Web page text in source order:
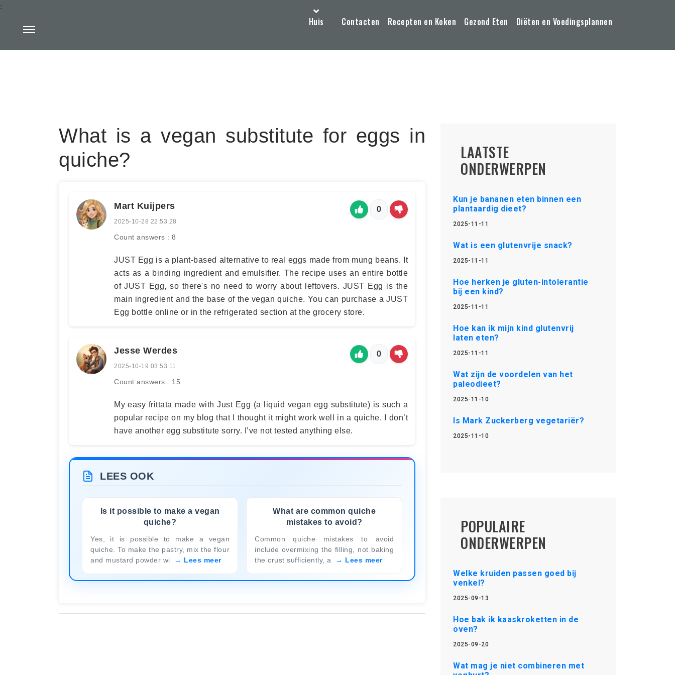
Huis Contacten Recepten en Koken Gezond Eten Diëten en Voedingsplannen
:
What is a vegan substitute for eggs in
quiche?
Mart Kuijpers
2025-10-28 22:53:28
Count answers : 8
0
JUST Egg is a plant-based alternative to real eggs made from mung beans. It
acts as a binding ingredient and emulsifier. The recipe uses an entire bottle
of JUST Egg, so there's no need to worry about leftovers. JUST Egg is the
main ingredient and the base of the vegan quiche. You can purchase a JUST
Egg bottle online or in the refrigerated section at the grocery store.
Jesse Werdes
2025-10-19 03:53:11
Count answers : 15
0
My easy frittata made with Just Egg (a liquid vegan egg substitute) is such a
popular recipe on my blog that I thought it might work well in a quiche. I don’t
have another egg substitute sorry. I’ve not tested anything else.
LEES OOK
Is it possible to make a vegan
quiche?
Yes, it is possible to make a vegan
quiche. To make the pastry, mix the flour
and mustard powder wi
Lees meer
What are common quiche
mistakes to avoid?
Common quiche mistakes to avoid
include overmixing the filling, not baking
the crust sufficiently, a
Lees meer
LAATSTE
ONDERWERPEN
Kun je bananen eten binnen een
plantaardig dieet?
2025-11-11
Wat is een glutenvrije snack?
2025-11-11
Hoe herken je gluten-intolerantie
bij een kind?
2025-11-11
Hoe kan ik mijn kind glutenvrij
laten eten?
2025-11-11
Wat zijn de voordelen van het
paleodieet?
2025-11-10
Is Mark Zuckerberg vegetariër?
2025-11-10
POPULAIRE
ONDERWERPEN
Welke kruiden passen goed bij
venkel?
2025-09-13
Hoe bak ik kaaskroketten in de
oven?
2025-09-20
Wat mag je niet combineren met